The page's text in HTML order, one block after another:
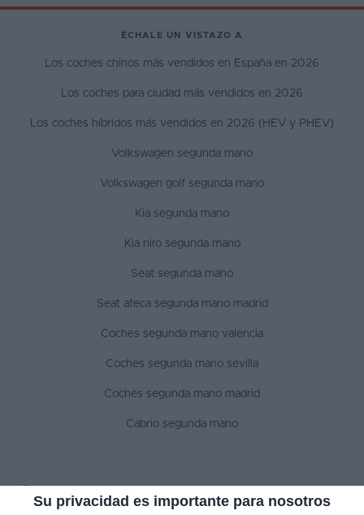
Su privacidad es importante para nosotros
ÉCHALE UN VISTAZO A
Los coches chinos más vendidos en España en 2026
Los coches para ciudad más vendidos en 2026
Los coches híbridos más vendidos en 2026 (HEV y PHEV)
Volkswagen segunda mano
Volkswagen golf segunda mano
Kia segunda mano
Kia niro segunda mano
Seat segunda mano
Seat ateca segunda mano madrid
Coches segunda mano valencia
Coches segunda mano sevilla
Coches segunda mano madrid
Cabrio segunda mano
SÍGUENOS